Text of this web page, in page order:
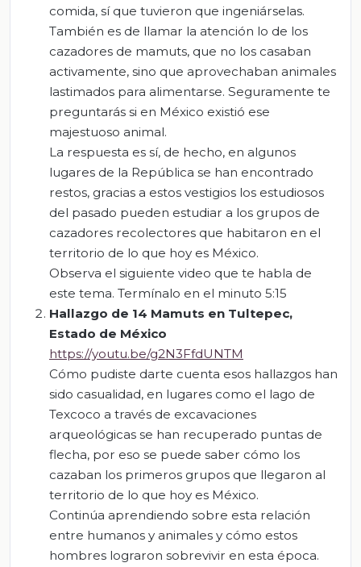
comida, sí que tuvieron que ingeniárselas.
También es de llamar la atención lo de los
cazadores de mamuts, que no los casaban
activamente, sino que aprovechaban animales
lastimados para alimentarse. Seguramente te
preguntarás si en México existió ese
majestuoso animal.
La respuesta es sí, de hecho, en algunos
lugares de la República se han encontrado
restos, gracias a estos vestigios los estudiosos
del pasado pueden estudiar a los grupos de
cazadores recolectores que habitaron en el
territorio de lo que hoy es México.
Observa el siguiente video que te habla de
este tema. Termínalo en el minuto 5:15
Hallazgo de 14 Mamuts en Tultepec,
Estado de México
https://youtu.be/g2N3FfdUNTM
Cómo pudiste darte cuenta esos hallazgos han
sido casualidad, en lugares como el lago de
Texcoco a través de excavaciones
arqueológicas se han recuperado puntas de
flecha, por eso se puede saber cómo los
cazaban los primeros grupos que llegaron al
territorio de lo que hoy es México.
Continúa aprendiendo sobre esta relación
entre humanos y animales y cómo estos
hombres lograron sobrevivir en esta época.